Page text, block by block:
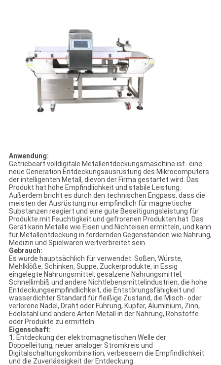
Anwendung:
Getriebeart volldigitale Metallentdeckungsmaschine ist- eine
neue Generation Entdeckungsausrüstung des Mikrocomputers
der intelligenten Metall, dievon der Firma gestartet wird. Das
Produkt hat hohe Empfindlichkeit und stabile Leistung.
Außerdem bricht es durch den technischen Engpass, dass die
meisten der Ausrüstung nur empfindlich für magnetische
Substanzen reagiert und eine gute Beseitigungsleistung für
Produkte mit Feuchtigkeit und gefrorenen Produkten hat. Das
Gerät kann Metalle wie Eisen und Nichteisen ermitteln, und kann
für Metallentdeckung in fordernden Gegenständen wie Nahrung,
Medizin und Spielwaren weitverbreitet sein.
Gebrauch:
Es wurde hauptsächlich für verwendet: Soßen, Würste,
Mehlklöße, Schinken, Suppe, Zuckerprodukte, in Essig
eingelegte Nahrungsmittel, gesalzene Nahrungsmittel,
Schnellimbiß und andere Nichtlebensmittelindustrien, die hohe
Entdeckungsempfindlichkeit, die Entstörungsfähigkeit und
wasserdichter Standard für fleißige Zustand, die Misch- oder
verlorene Nadel, Draht oder Führung, Kupfer, Aluminium, Zinn,
Edelstahl und andere Arten Metall in der Nahrung, Rohstoffe
oder Produkte zu ermitteln
Eigenschaft:
1. Entdeckung der elektromagnetischen Welle der
Doppelleitung, neuer analoger Stromkreis und
Digitalschaltungskombination, verbessern die Empfindlichkeit
und die Zuverlässigkeit der Entdeckung.